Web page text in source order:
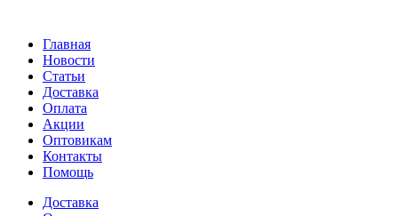
Главная
Новости
Статьи
Доставка
Оплата
Акции
Оптовикам
Контакты
Помощь
Доставка